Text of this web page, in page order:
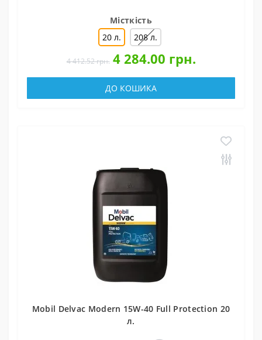
Місткість
20 л.
208 л.
4 412.52 грн. 4 284.00 грн.
ДО КОШИКА
Mobil Delvac Modern 15W-40 Full Protection 20
л.